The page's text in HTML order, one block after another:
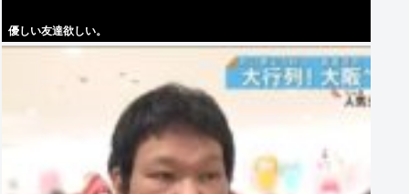
優しい友達欲しい。